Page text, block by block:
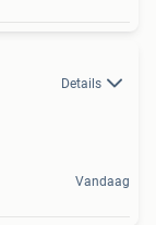
Details
Vandaag